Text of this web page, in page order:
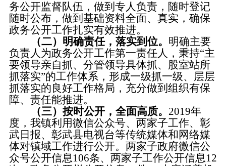
务公开监督队伍，做到专人负责，随时登记
随时公布，做到基础资料全面、真实，确保
政务公开工作扎实有效推进。
（二）明确责任，落实到位。 明确主要
负责人为政务公开工作第一责任人，秉持“主
要领导亲自抓、分管领导具体抓、股室站所
抓落实”的工作体系，形成一级抓一级、层层
抓落实的良好工作格局，充分做到组织有保
障、责任能推进。
（三）按时公开，全面高质。 2019年
度，我镇利用微信公众号、两家子工作、彰
武日报、彰武县电视台等传统媒体和网络媒
体对镇域工作进行公开。两家子政府微信公
众号公开信息106条、两家子工作公开信息12